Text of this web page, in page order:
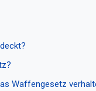
Waffengesetz